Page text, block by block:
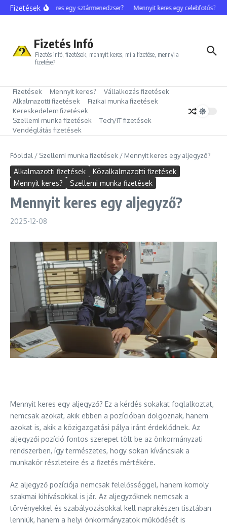
Ugrás a tartalomhoz
Fizetések
Mennyit keres egy sztármenedzser? Mennyit keres egy celebfotós?
Fizetés Infó
Fizetés infó, fizetések, mennyit keres, mi a fizetése, mennyi a
fizetése?
Fizetések Mennyit keres?
Vállalkozás fizetések
Alkalmazotti fizetések
Fizikai munka fizetések
Kereskedelem fizetések
Szellemi munka fizetések
Tech/IT fizetések
Vendéglátás fizetések
Főoldal / Szellemi munka fizetések / Mennyit keres egy aljegyző?
Alkalmazotti fizetések
Közalkalmazotti fizetések
Mennyit keres?
Szellemi munka fizetések
Mennyit keres egy aljegyző?
2025-12-08
Mennyit keres egy aljegyző? Ez a kérdés sokakat foglalkoztat,
nemcsak azokat, akik ebben a pozícióban dolgoznak, hanem
azokat is, akik a közigazgatási pálya iránt érdeklődnek. Az
aljegyzői pozíció fontos szerepet tölt be az önkormányzati
rendszerben, így természetes, hogy sokan kíváncsiak a
munkakör részleteire és a fizetés mértékére.
Az aljegyző pozíciója nemcsak felelősséggel, hanem komoly
szakmai kihívásokkal is jár. Az aljegyzőknek nemcsak a
törvényekkel és szabályozásokkal kell naprakészen tisztában
lenniük, hanem a helyi önkormányzatok működését is